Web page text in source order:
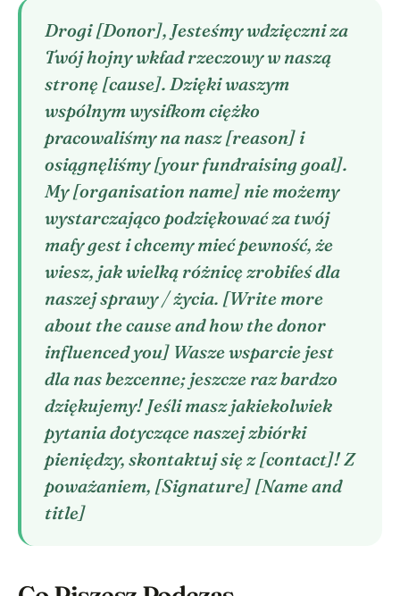
Drogi [Donor], Jesteśmy wdzięczni za
Twój hojny wkład rzeczowy w naszą
stronę [cause]. Dzięki waszym
wspólnym wysiłkom ciężko
pracowaliśmy na nasz [reason] i
osiągnęliśmy [your fundraising goal].
My [organisation name] nie możemy
wystarczająco podziękować za twój
mały gest i chcemy mieć pewność, że
wiesz, jak wielką różnicę zrobiłeś dla
naszej sprawy / życia. [Write more
about the cause and how the donor
influenced you] Wasze wsparcie jest
dla nas bezcenne; jeszcze raz bardzo
dziękujemy! Jeśli masz jakiekolwiek
pytania dotyczące naszej zbiórki
pieniędzy, skontaktuj się z [contact]! Z
poważaniem, [Signature] [Name and
title]